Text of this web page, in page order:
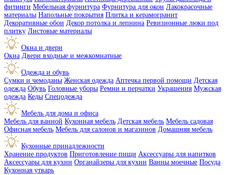
фитинги Мебельная фурнитура Фурнитура для окон Лакокрасочные
материалы Напольные покрытия Плитка и керамогранит
Декоративные обои Декор потолка и лепнина Ревизионные люки под
плитку Листовые материалы
Окна и двери
Окна Двери входные и межкомнатные
Одежда и обувь
Сумки и чемоданы Женская одежда Аптечка первой помощи Детская
одежда Обувь Головные уборы Ремни и перчатки Украшения Мужская
одежда Кеды Спецодежда
Мебель для дома и офиса
Мебель для ванной Кухонная мебель Детская мебель Мебель садовая
Офисная мебель Мебель для салонов и магазинов Домашняя мебель
Кухонные принадлежности
Хранение продуктов Приготовление пищи Аксессуары для напитков
Аксессуары для кухни Органайзеры для кухни Ванны моечные Посуда
Кухонная утварь